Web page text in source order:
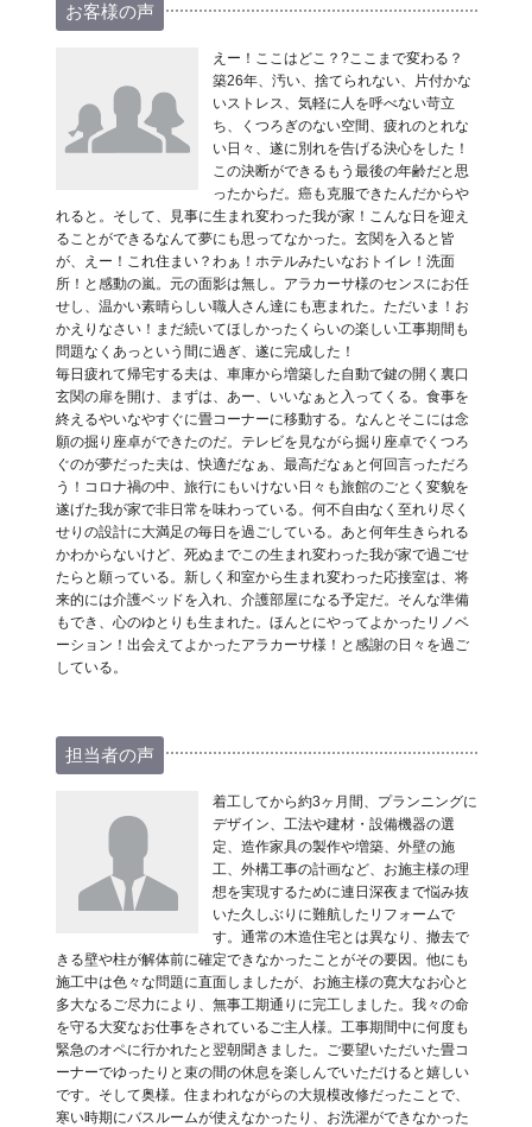
お客様の声
えー！ここはどこ？?ここまで変わる？
築26年、汚い、捨てられない、片付かな
いストレス、気軽に人を呼べない苛立
ち、くつろぎのない空間、疲れのとれな
い日々、遂に別れを告げる決心をした！
この決断ができるもう最後の年齢だと思
ったからだ。癌も克服できたんだからや
れると。そして、見事に生まれ変わった我が家！こんな日を迎え
ることができるなんて夢にも思ってなかった。玄関を入ると皆
が、えー！これ住まい？わぁ！ホテルみたいなおトイレ！洗面
所！と感動の嵐。元の面影は無し。アラカーサ様のセンスにお任
せし、温かい素晴らしい職人さん達にも恵まれた。ただいま！お
かえりなさい！まだ続いてほしかったくらいの楽しい工事期間も
問題なくあっという間に過ぎ、遂に完成した！
毎日疲れて帰宅する夫は、車庫から増築した自動で鍵の開く裏口
玄関の扉を開け、まずは、あー、いいなぁと入ってくる。食事を
終えるやいなやすぐに畳コーナーに移動する。なんとそこには念
願の掘り座卓ができたのだ。テレビを見ながら掘り座卓でくつろ
ぐのが夢だった夫は、快適だなぁ、最高だなぁと何回言っただろ
う！コロナ禍の中、旅行にもいけない日々も旅館のごとく変貌を
遂げた我が家で非日常を味わっている。何不自由なく至れり尽く
せりの設計に大満足の毎日を過ごしている。あと何年生きられる
かわからないけど、死ぬまでこの生まれ変わった我が家で過ごせ
たらと願っている。新しく和室から生まれ変わった応接室は、将
来的には介護ベッドを入れ、介護部屋になる予定だ。そんな準備
もでき、心のゆとりも生まれた。ほんとにやってよかったリノベ
ーション！出会えてよかったアラカーサ様！と感謝の日々を過ご
している。
担当者の声
着工してから約3ヶ月間、プランニングに
デザイン、工法や建材・設備機器の選
定、造作家具の製作や増築、外壁の施
工、外構工事の計画など、お施主様の理
想を実現するために連日深夜まで悩み抜
いた久しぶりに難航したリフォームで
す。通常の木造住宅とは異なり、撤去で
きる壁や柱が解体前に確定できなかったことがその要因。他にも
施工中は色々な問題に直面しましたが、お施主様の寛大なお心と
多大なるご尽力により、無事工期通りに完工しました。我々の命
を守る大変なお仕事をされているご主人様。工事期間中に何度も
緊急のオペに行かれたと翌朝聞きました。ご要望いただいた畳コ
ーナーでゆったりと束の間の休息を楽しんでいただけると嬉しい
です。そして奥様。住まわれながらの大規模改修だったことで、
寒い時期にバスルームが使えなかったり、お洗濯ができなかった